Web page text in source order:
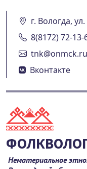
г. Вологда,
8(8172) 72-13-
tnk@onmck.ru
Вконтакте
Нематериальное